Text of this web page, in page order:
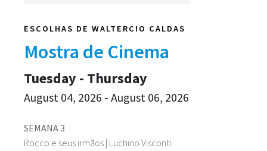
ESCOLHAS DE WALTERCIO CALDAS
Mostra de Cinema
SEMANA 3
Rocco e seus irmãos | Luchino Visconti
Tuesday - Thursday
August 04, 2026 - August 06, 2026